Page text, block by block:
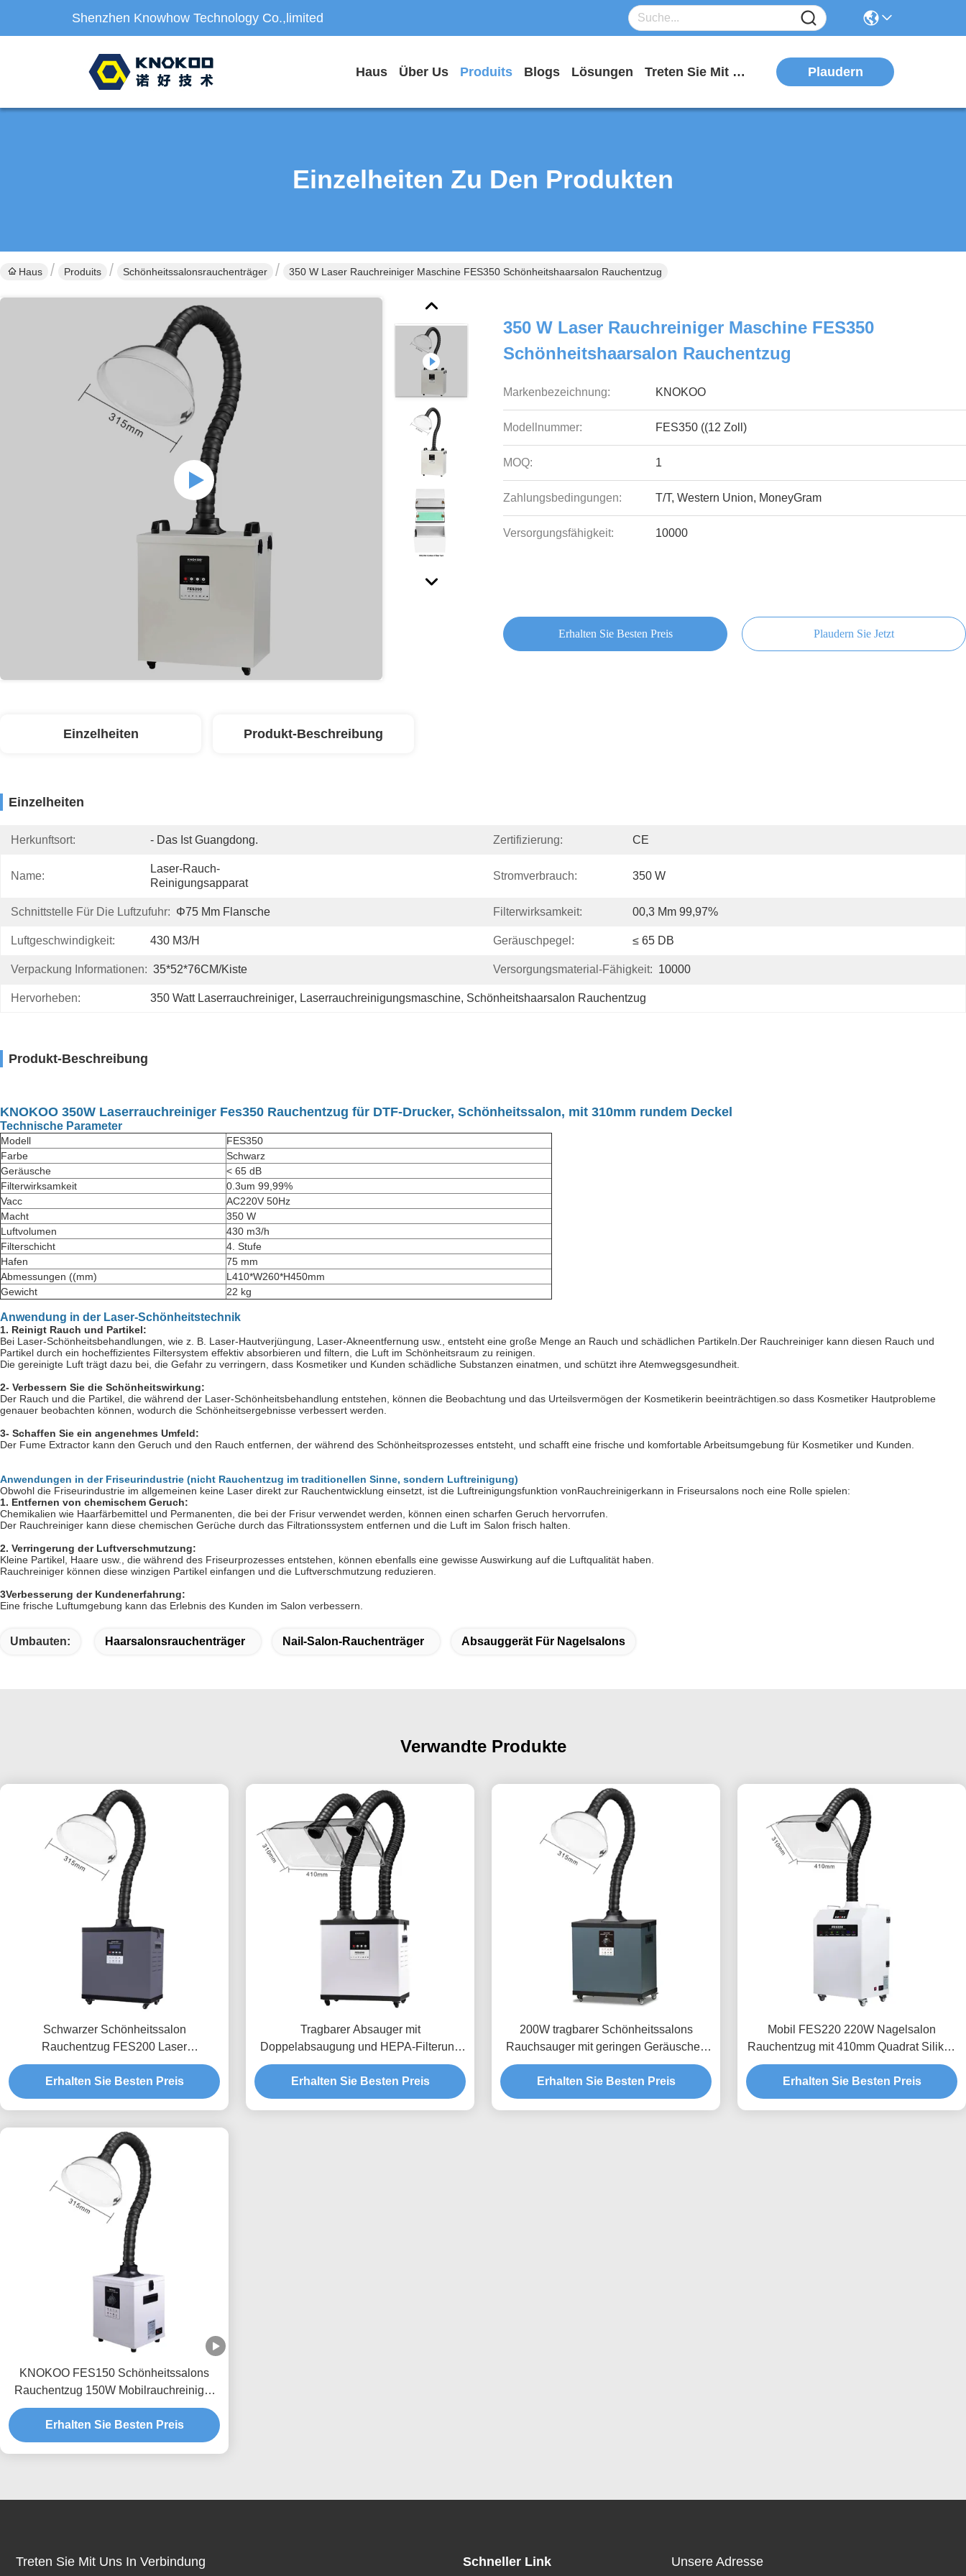
Shenzhen Knowhow Technology Co.,limited
Haus Über Us Produits Blogs Lösungen Treten Sie Mit Uns In Verbindung Plaudern
Einzelheiten Zu Den Produkten
Haus Produits Schönheitssalonsrauchenträger 350 W Laser Rauchreiniger Maschine FES350 Schönheitshaarsalon Rauchentzug
350 W Laser Rauchreiniger Maschine FES350
Schönheitshaarsalon Rauchentzug
Markenbezeichnung: KNOKOO
Modellnummer: FES350 ((12 Zoll)
MOQ: 1
Zahlungsbedingungen: T/T, Western Union, MoneyGram
Versorgungsfähigkeit: 10000
Erhalten Sie Besten Preis Plaudern Sie Jetzt
Einzelheiten Produkt-Beschreibung
Einzelheiten
Herkunftsort: - Das Ist Guangdong. Zertifizierung: CE
Name:
Laser-Rauch-
Reinigungsapparat
Stromverbrauch: 350 W
Schnittstelle Für Die Luftzufuhr: Φ75 Mm Flansche Filterwirksamkeit: 00,3 Μm 99,97%
Luftgeschwindigkeit: 430 M3/h Geräuschpegel: ≤ 65 DB
Verpackung Informationen: 35*52*76CM/Kiste Versorgungsmaterial-Fähigkeit: 10000
Hervorheben: 350 Watt Laserrauchreiniger, Laserrauchreinigungsmaschine, Schönheitshaarsalon Rauchentzug
Produkt-Beschreibung
KNOKOO 350W Laserrauchreiniger Fes350 Rauchentzug für DTF-Drucker, Schönheitssalon, mit 310mm rundem Deckel
Technische Parameter
Modell
FES350
Farbe
Schwarz
Geräusche
< 65 dB
Filterwirksamkeit
0.3um 99,99%
Vacc
AC220V 50Hz
Macht
350 W
Luftvolumen
430 m3/h
Filterschicht
4. Stufe
Hafen
75 mm
Abmessungen ((mm)
L410*W260*H450mm
Gewicht
22 kg
Anwendung in der Laser-Schönheitstechnik
1. Reinigt Rauch und Partikel:
Bei Laser-Schönheitsbehandlungen, wie z. B. Laser-Hautverjüngung, Laser-Akneentfernung usw., entsteht eine große Menge an Rauch und schädlichen Partikeln.Der Rauchreiniger kann diesen Rauch und
Partikel durch ein hocheffizientes Filtersystem effektiv absorbieren und filtern, die Luft im Schönheitsraum zu reinigen.
Die gereinigte Luft trägt dazu bei, die Gefahr zu verringern, dass Kosmetiker und Kunden schädliche Substanzen einatmen, und schützt ihre Atemwegsgesundheit.
2- Verbessern Sie die Schönheitswirkung:
Der Rauch und die Partikel, die während der Laser-Schönheitsbehandlung entstehen, können die Beobachtung und das Urteilsvermögen der Kosmetikerin beeinträchtigen.so dass Kosmetiker Hautprobleme
genauer beobachten können, wodurch die Schönheitsergebnisse verbessert werden.
3- Schaffen Sie ein angenehmes Umfeld:
Der Fume Extractor kann den Geruch und den Rauch entfernen, der während des Schönheitsprozesses entsteht, und schafft eine frische und komfortable Arbeitsumgebung für Kosmetiker und Kunden.
Anwendungen in der Friseurindustrie (nicht Rauchentzug im traditionellen Sinne, sondern Luftreinigung)
Obwohl die Friseurindustrie im allgemeinen keine Laser direkt zur Rauchentwicklung einsetzt, ist die Luftreinigungsfunktion vonRauchreinigerkann in Friseursalons noch eine Rolle spielen:
1. Entfernen von chemischem Geruch:
Chemikalien wie Haarfärbemittel und Permanenten, die bei der Frisur verwendet werden, können einen scharfen Geruch hervorrufen.
Der Rauchreiniger kann diese chemischen Gerüche durch das Filtrationssystem entfernen und die Luft im Salon frisch halten.
2. Verringerung der Luftverschmutzung:
Kleine Partikel, Haare usw., die während des Friseurprozesses entstehen, können ebenfalls eine gewisse Auswirkung auf die Luftqualität haben.
Rauchreiniger können diese winzigen Partikel einfangen und die Luftverschmutzung reduzieren.
3Verbesserung der Kundenerfahrung:
Eine frische Luftumgebung kann das Erlebnis des Kunden im Salon verbessern.
Umbauten: Haarsalonsrauchenträger Nail-Salon-Rauchenträger Absauggerät Für Nagelsalons
Verwandte Produkte
Schwarzer Schönheitssalon
Rauchentzug FES200 Laser
Rauchreiniger für Moxibustion Nagel-
Haarsalon
Erhalten Sie Besten Preis
Tragbarer Absauger mit
Doppelabsaugung und HEPA-Filterung
bei geringer Geräuschentwicklung für
Schönheitssalons
Erhalten Sie Besten Preis
200W tragbarer Schönheitssalons
Rauchsauger mit geringen Geräuschen
für Nagel- und Wimperngeschäfte
Erhalten Sie Besten Preis
Mobil FES220 220W Nagelsalon
Rauchentzug mit 410mm Quadrat Silikon
Deckel
Erhalten Sie Besten Preis
KNOKOO FES150 Schönheitssalons
Rauchentzug 150W Mobilrauchreiniger
mit HEPA-Kohlenstofffiltern
Erhalten Sie Besten Preis
Treten Sie Mit Uns In Verbindung Schneller Link Unsere Adresse